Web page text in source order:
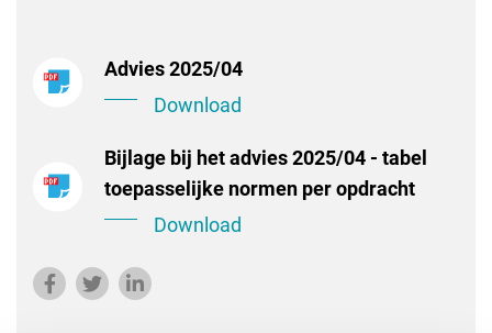
Advies 2025/04
Download
Bijlage bij het advies 2025/04 - tabel
toepasselijke normen per opdracht
Download